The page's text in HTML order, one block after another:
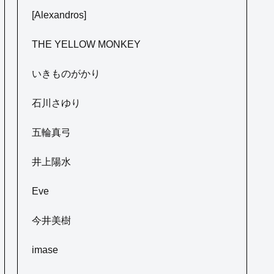
[Alexandros]
THE YELLOW MONKEY
いきものがかり
石川さゆり
五輪真弓
井上陽水
Eve
今井美樹
imase